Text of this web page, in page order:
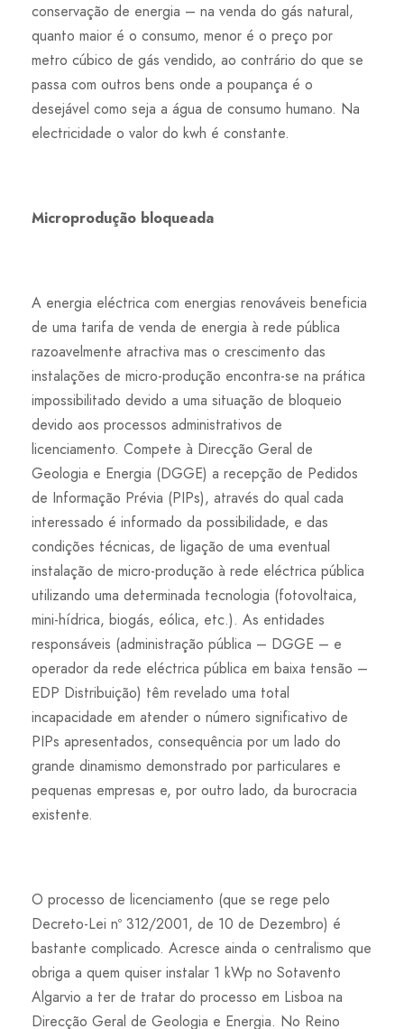
conservação de energia – na venda do gás natural,
quanto maior é o consumo, menor é o preço por
metro cúbico de gás vendido, ao contrário do que se
passa com outros bens onde a poupança é o
desejável como seja a água de consumo humano. Na
electricidade o valor do kwh é constante.
Microprodução bloqueada
A energia eléctrica com energias renováveis beneficia
de uma tarifa de venda de energia à rede pública
razoavelmente atractiva mas o crescimento das
instalações de micro-produção encontra-se na prática
impossibilitado devido a uma situação de bloqueio
devido aos processos administrativos de
licenciamento. Compete à Direcção Geral de
Geologia e Energia (DGGE) a recepção de Pedidos
de Informação Prévia (PIPs), através do qual cada
interessado é informado da possibilidade, e das
condições técnicas, de ligação de uma eventual
instalação de micro-produção à rede eléctrica pública
utilizando uma determinada tecnologia (fotovoltaica,
mini-hídrica, biogás, eólica, etc.). As entidades
responsáveis (administração pública – DGGE – e
operador da rede eléctrica pública em baixa tensão –
EDP Distribuição) têm revelado uma total
incapacidade em atender o número significativo de
PIPs apresentados, consequência por um lado do
grande dinamismo demonstrado por particulares e
pequenas empresas e, por outro lado, da burocracia
existente.
O processo de licenciamento (que se rege pelo
Decreto-Lei nº 312/2001, de 10 de Dezembro) é
bastante complicado. Acresce ainda o centralismo que
obriga a quem quiser instalar 1 kWp no Sotavento
Algarvio a ter de tratar do processo em Lisboa na
Direcção Geral de Geologia e Energia. No Reino